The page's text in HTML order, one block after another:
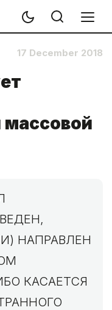
17 December 2018
НАПРАВЛЕН
КАСАЕТСЯ